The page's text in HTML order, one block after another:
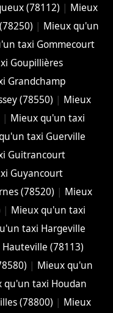
(78112) | Mieux
| Mieux qu'un
taxi Gommecourt
Goupillières
Grandchamp
(78550) | Mieux
| Mieux qu'un taxi
taxi Guerville
Guitrancourt
Guyancourt
(78520) | Mieux
| Mieux qu'un taxi
taxi Hargeville
(78113)
| Mieux qu'un
qu'un taxi Houdan
(78800) | Mieux